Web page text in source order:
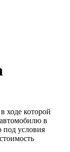
ходе которой
в
под условия